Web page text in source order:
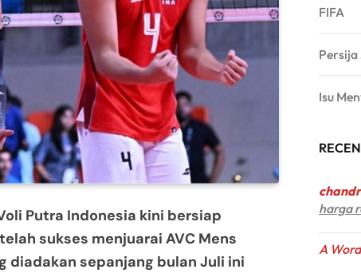
Putra Indonesia kini bersiap
sukses menjuarai AVC Mens
diadakan sepanjang bulan Juli ini
FIFA
Isu
harga
A